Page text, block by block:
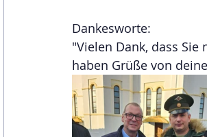
Dankesworte:
"Vielen Dank, dass
haben Grüße von